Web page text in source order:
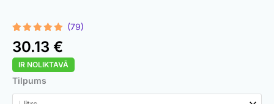
Rated 4.91
out of 5
based on
79
customer
ratings
(79)
30.13 €
IR NOLIKTAVĀ
Tilpums
Inhibitor
quantity